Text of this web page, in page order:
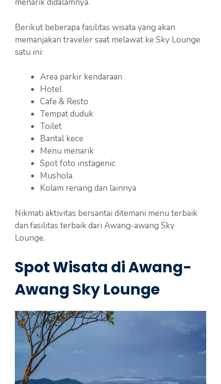
menarik didalamnya.
Berikut beberapa fasilitas wisata yang akan
memanjakan traveler saat melawat ke Sky Lounge
satu ini:
Area parkir kendaraan
Hotel
Cafe & Resto
Tempat duduk
Toilet
Bantal kece
Menu menarik
Spot foto instagenic
Mushola
Kolam renang dan lainnya
Nikmati aktivitas bersantai ditemani menu terbaik
dan fasilitas terbaik dari Awang-awang Sky
Lounge.
Spot Wisata di Awang-
Awang Sky Lounge